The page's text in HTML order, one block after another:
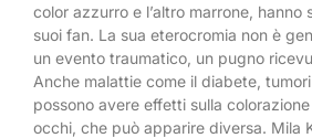
color azzurro e l’altro marrone, hanno
suoi fan. La sua eterocromia non è
un evento traumatico, un pugno
Anche malattie come il diabete,
possono avere effetti sulla
occhi, che può apparire diversa. Mila